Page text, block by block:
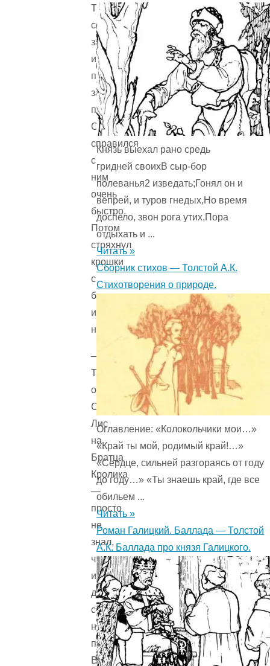
Тут
старик
замолчал
и
принялся
за
пирог.
Он
справился
с
ним
очень
быстро.
Потом
стряхнул
крошки
с
бороды
и
начал:
—
Так
обозлился
Старый
Лис
на
Братца
Кролика
—
просто
не
знал,
что
и
делать,
совсем
нос
повесил.
Вот
Князь выехал рано средь
гридней своихВ сыр-бор
полеванья2 изведать;Гонял он и
вепрей, и туров гнедых,Но время
доспело, звон рога утих,Пора
отдыхать и ...
Читать »
Сборник стихов — Толстой А.К.
Стихотворения о природе.
Оглавление: «Колокольчики мои…»
«Край ты мой, родимый край!…»
«Сердце, сильней разгораясь от году
до году…» «Ты знаешь край, где все
обильем ...
Читать »
Роман Галицкий. Баллада — Толстой
А.К. Баллада про князя Галицкого.